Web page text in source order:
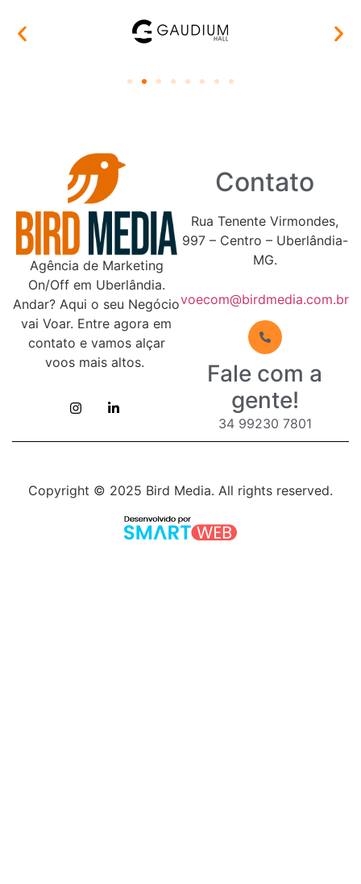
Agência de Marketing
On/Off em Uberlândia.
Andar? Aqui o seu Negócio
vai Voar. Entre agora em
contato e vamos alçar
voos mais altos.
Contato
Rua Tenente Virmondes,
997 – Centro – Uberlândia-
MG.
voecom@birdmedia.com.br
Fale com a
gente!
34 99230 7801
Copyright © 2025 Bird Media. All rights reserved.